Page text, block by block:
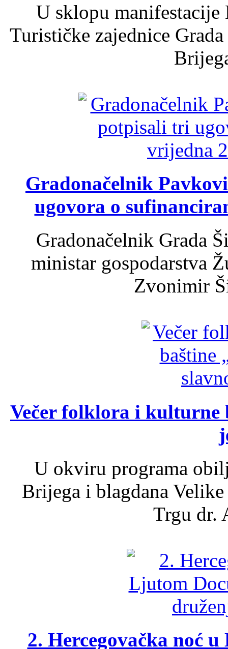
U sklopu
Turističke zajednice
Gradonačelnik
ugovora o
Gradonačelnik Grada
ministar gospodarstva
Zvonimir
Večer folklora i kulturne
U okviru programa
Brijega i blagdana
Trgu dr.
2. Hercegovačka noć